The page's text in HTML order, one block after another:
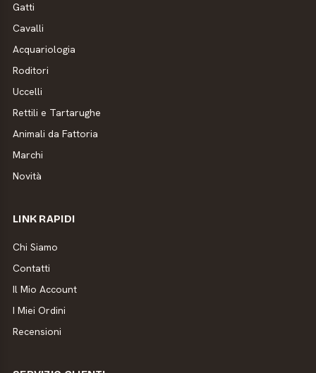
Gatti
Cavalli
Acquariologia
Roditori
Uccelli
Rettili e Tartarughe
Animali da Fattoria
Marchi
Novità
LINK RAPIDI
Chi Siamo
Contatti
Il Mio Account
I Miei Ordini
Recensioni